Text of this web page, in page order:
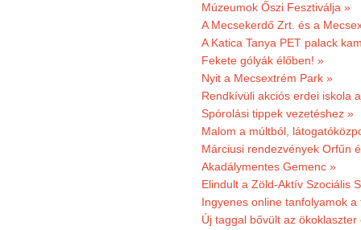
Múzeumok Őszi Fesztiválja »
A Mecsekerdő Zrt. és a
A Katica Tanya PET palack
Fekete gólyák élőben! »
Nyit a Mecsextrém Park »
Rendkívüli akciós erdei iskola
Spórolási tippek vezetéshez »
Malom a múltból,
Márciusi rendezvények Orfűn
Akadálymentes Gemenc »
Elindult a Zöld-Aktív Szociális
Ingyenes online tanfolyamok
Új taggal bővült az ökoklaszter